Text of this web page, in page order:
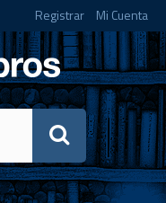
Registrar Mi Cuenta